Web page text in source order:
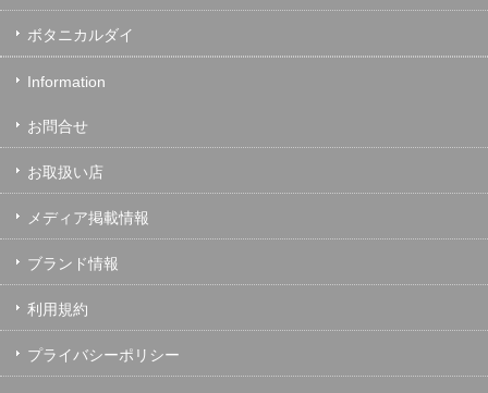
ボタニカルダイ
Information
お問合せ
お取扱い店
メディア掲載情報
ブランド情報
利用規約
プライバシーポリシー